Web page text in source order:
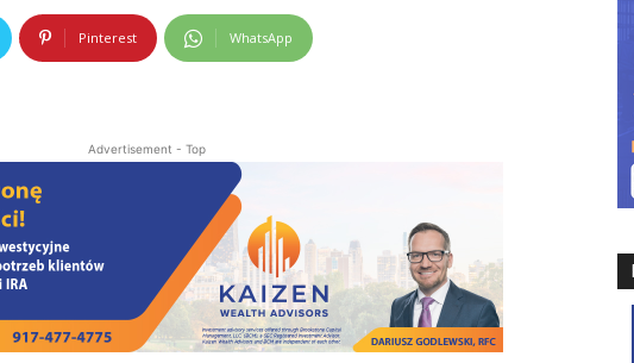
Pinterest WhatsApp
Advertisement - Top